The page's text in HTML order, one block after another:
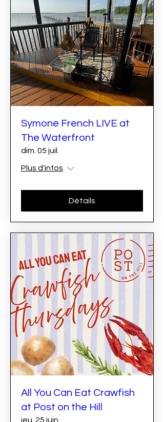
Symone French LIVE at
The Waterfront
dim. 05 juil.
Plus d'infos
Détails
All You Can Eat Crawfish
at Post on the Hill
jeu. 25 juin